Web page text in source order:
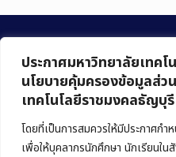
ประกาศมหาวิทยาลัยเทค
นโยบายคุ้มครองข้อมูลส่ว
เทคโนโลยีราชมงคลธัญบุ
โดยที่เป็นการสมควรให้มีประกาศก
เพื่อให้บุคลากรนักศึกษา นักเรียนใน
คณะบริหารธุรกิจ
มหาวิทยาลัยเทคโนโลยีราชมงค